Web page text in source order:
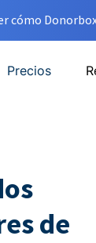
cómo
Precios
de